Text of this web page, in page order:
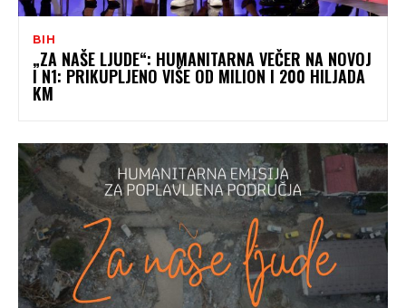
BIH
„ZA NAŠE LJUDE“: HUMANITARNA VEČER NA NOVOJ
I N1: PRIKUPLJENO VIŠE OD MILION I 200 HILJADA
KM